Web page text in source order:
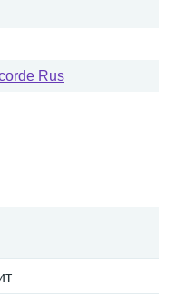
Rus